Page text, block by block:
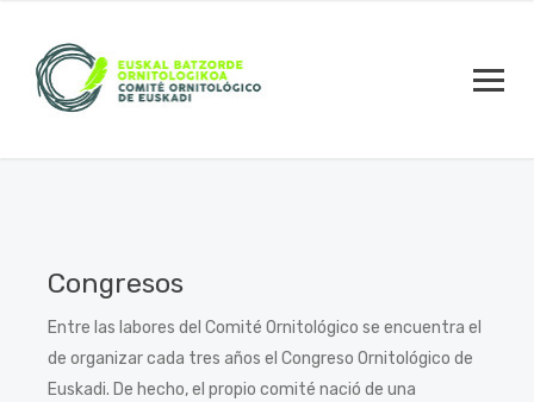
Congresos
Entre las labores del Comité Ornitológico se encuentra el
de organizar cada tres años el Congreso Ornitológico de
Euskadi. De hecho, el propio comité nació de una